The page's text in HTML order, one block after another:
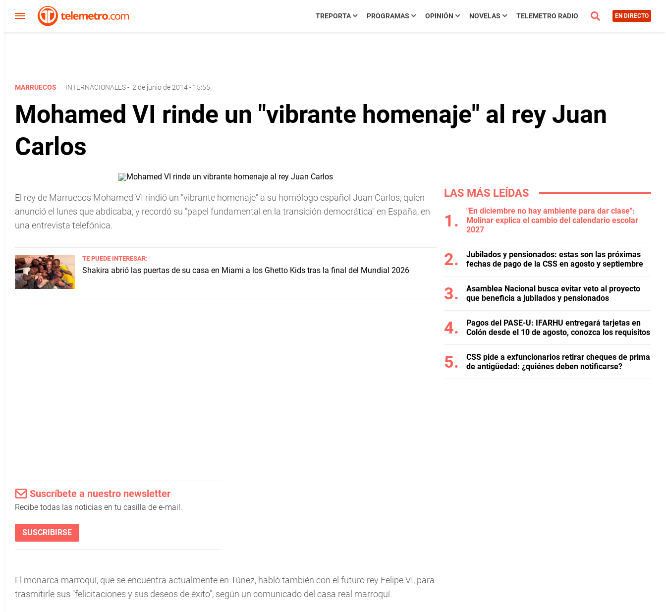
TREPORTA PROGRAMAS OPINIÓN NOVELAS TELEMETRO RADIO EN DIRECTO
MARRUECOS INTERNACIONALES- 2 de junio de 2014 - 15:55
Mohamed VI rinde un "vibrante homenaje" al rey Juan
Carlos
El rey de Marruecos Mohamed VI rindió un "vibrante homenaje" a su homólogo español Juan Carlos, quien
anunció el lunes que abdicaba, y recordó su "papel fundamental en la transición democrática" en España, en
una entrevista telefónica.
TE PUEDE INTERESAR:
Shakira abrió las puertas de su casa en Miami a los Ghetto Kids tras la final del Mundial 2026
Suscríbete a nuestro newsletter
Recibe todas las noticias en tu casilla de e-mail.
SUSCRIBIRSE
El monarca marroquí, que se encuentra actualmente en Túnez, habló también con el futuro rey Felipe VI, para
trasmitirle sus "felicitaciones y sus deseos de éxito", según un comunicado del casa real marroquí.
LAS MÁS LEÍDAS
"En diciembre no hay ambiente para dar clase":
Molinar explica el cambio del calendario escolar
2027
Jubilados y pensionados: estas son las próximas
fechas de pago de la CSS en agosto y septiembre
Asamblea Nacional busca evitar veto al proyecto
que beneficia a jubilados y pensionados
Pagos del PASE-U: IFARHU entregará tarjetas en
Colón desde el 10 de agosto, conozca los requisitos
CSS pide a exfuncionarios retirar cheques de prima
de antigüedad: ¿quiénes deben notificarse?